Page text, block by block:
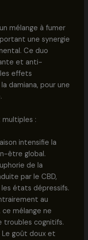
mélange à fumer
une synergie
Ce duo
et anti-
effets
damiana, pour une
:
intensifie la
être global.
de la
par le CBD,
états dépressifs.
au
mélange ne
troubles cognitifs.
goût doux et